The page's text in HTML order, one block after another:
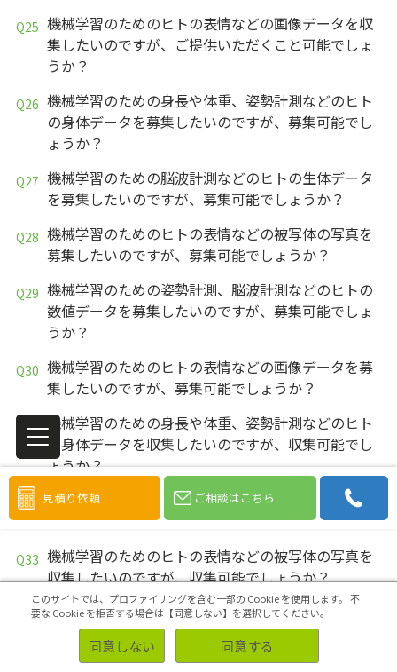
機械学習のためのヒトの表情などの画像データを収
集したいのですが、ご提供いただくこと可能でしょ
うか？
機械学習のための身長や体重、姿勢計測などのヒト
の身体データを募集したいのですが、募集可能でし
ょうか？
機械学習のための脳波計測などのヒトの生体データ
を募集したいのですが、募集可能でしょうか？
機械学習のためのヒトの表情などの被写体の写真を
募集したいのですが、募集可能でしょうか？
機械学習のための姿勢計測、脳波計測などのヒトの
数値データを募集したいのですが、募集可能でしょ
うか？
機械学習のためのヒトの表情などの画像データを募
集したいのですが、募集可能でしょうか？
機械学習のための身長や体重、姿勢計測などのヒト
の身体データを収集したいのですが、収集可能でし
ょうか？
機械学習のための脳波計測などのヒトの生体データ
を収集したいのですが、収集可能でしょうか？
機械学習のためのヒトの表情などの被写体の写真を
収集したいのですが、収集可能でしょうか？
機械学習のための姿勢計測、脳波計測などのヒトの
数値データを収集したいのですが、収集可能でしょ
見積り依頼 ご相談はこちら
このサイトでは、プロファイリングを含む一部の Cookie を使用します。 不
要な Cookie を拒否する場合は【同意しない】を選択してください。
同意しない 同意する